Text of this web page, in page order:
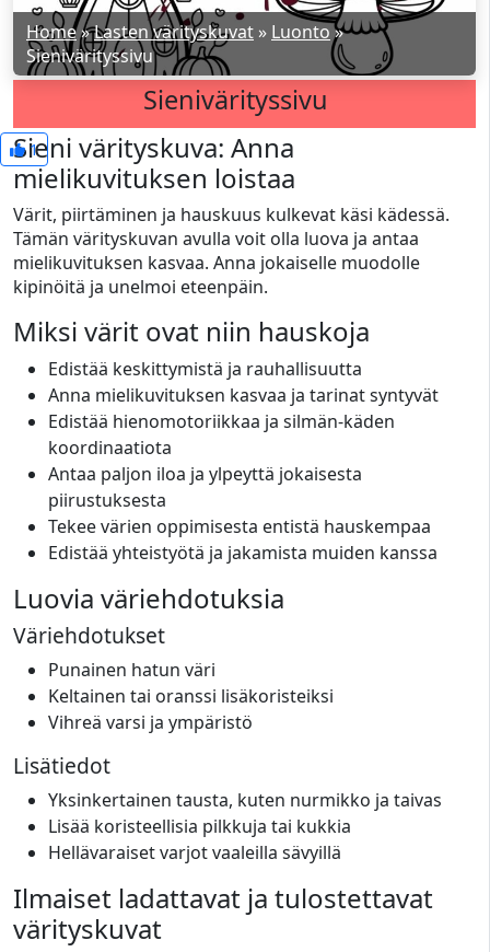
Home»Lasten värityskuvat » Luonto»
Sienivärityssivu
Sienivärityssivu
1
Sieni värityskuva: Anna
mielikuvituksen loistaa
Värit, piirtäminen ja hauskuus kulkevat käsi kädessä.
Tämän värityskuvan avulla voit olla luova ja antaa
mielikuvituksen kasvaa. Anna jokaiselle muodolle
kipinöitä ja unelmoi eteenpäin.
Miksi värit ovat niin hauskoja
Edistää keskittymistä ja rauhallisuutta
Anna mielikuvituksen kasvaa ja tarinat syntyvät
Edistää hienomotoriikkaa ja silmän-käden
koordinaatiota
Antaa paljon iloa ja ylpeyttä jokaisesta
piirustuksesta
Tekee värien oppimisesta entistä hauskempaa
Edistää yhteistyötä ja jakamista muiden kanssa
Luovia väriehdotuksia
Väriehdotukset
Punainen hatun väri
Keltainen tai oranssi lisäkoristeiksi
Vihreä varsi ja ympäristö
Lisätiedot
Yksinkertainen tausta, kuten nurmikko ja taivas
Lisää koristeellisia pilkkuja tai kukkia
Hellävaraiset varjot vaaleilla sävyillä
Ilmaiset ladattavat ja tulostettavat
värityskuvat